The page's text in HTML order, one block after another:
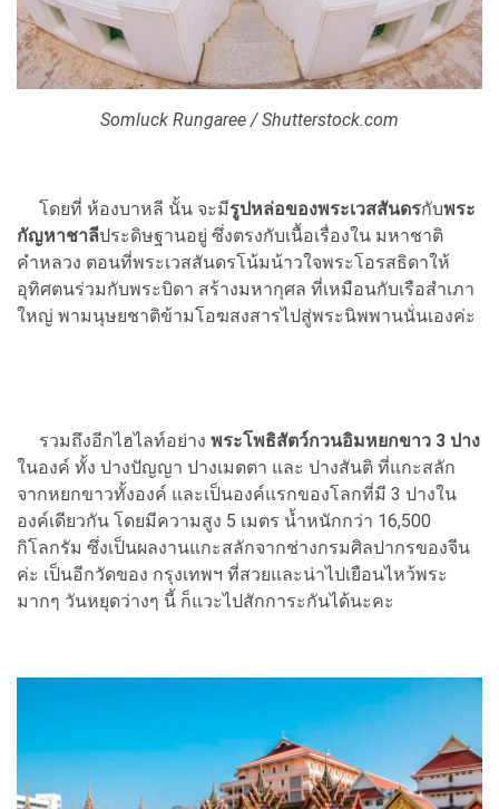
Somluck Rungaree / Shutterstock.com
โดยที่ ห้องบาหลี นั้น จะมีรูปหล่อของพระเวสสันดรกับพระ
กัญหาชาลีประดิษฐานอยู่ ซึ่งตรงกับเนื้อเรื่องใน มหาชาติ
คำหลวง ตอนที่พระเวสสันดรโน้มน้าวใจพระโอรสธิดาให้
อุทิศตนร่วมกับพระบิดา สร้างมหากุศล ที่เหมือนกับเรือสำเภา
ใหญ่ พามนุษยชาติข้ามโอฆสงสารไปสู่พระนิพพานนั่นเองค่ะ
รวมถึงอีกไฮไลท์อย่าง พระโพธิสัตว์กวนอิมหยกขาว 3 ปาง
ในองค์ ทั้ง ปางปัญญา ปางเมตตา และ ปางสันติ ที่แกะสลัก
จากหยกขาวทั้งองค์ และเป็นองค์แรกของโลกที่มี 3 ปางใน
องค์เดียวกัน โดยมีความสูง 5 เมตร น้ำหนักกว่า 16,500
กิโลกรัม ซึ่งเป็นผลงานแกะสลักจากช่างกรมศิลปากรของจีน
ค่ะ เป็นอีกวัดของ กรุงเทพฯ ที่สวยและน่าไปเยือนไหว้พระ
มากๆ วันหยุดว่างๆ นี้ ก็แวะไปสักการะกันได้นะคะ